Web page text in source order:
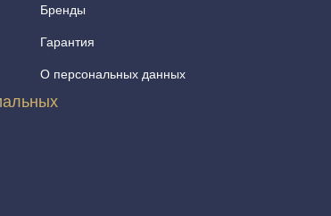
Бренды
Гарантия
О персональных данных